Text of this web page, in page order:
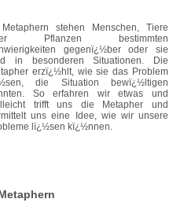
stehen Menschen, Tiere
Pflanzen bestimmten
gegenï¿½ber oder sie
in besonderen Situationen. Die
erzï¿½hlt, wie sie das Problem
die Situation bewï¿½ltigen
So erfahren wir etwas und
trifft uns die Metapher und
uns eine Idee, wie wir unsere
lï¿½sen kï¿½nnen.